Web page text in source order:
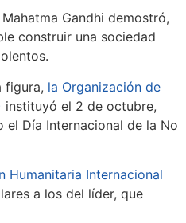
Gandhi demostró,
construir una sociedad
figura, la Organización de
instituyó el 2 de octubre,
el Día Internacional de la No
Humanitaria Internacional
a los del líder, que